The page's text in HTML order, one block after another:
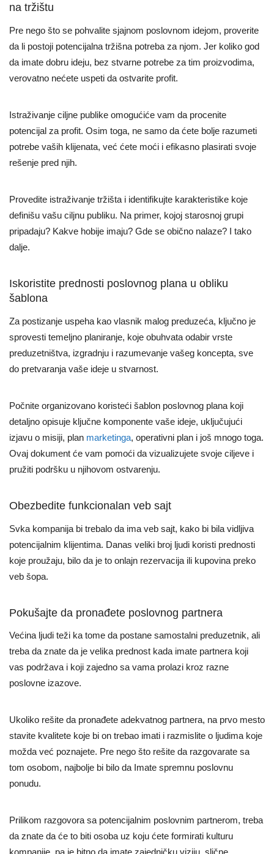
na tržištu
Pre nego što se pohvalite sjajnom poslovnom idejom, proverite
da li postoji potencijalna tržišna potreba za njom. Jer koliko god
da imate dobru ideju, bez stvarne potrebe za tim proizvodima,
verovatno nećete uspeti da ostvarite profit.
Istraživanje ciljne publike omogućiće vam da procenite
potencijal za profit. Osim toga, ne samo da ćete bolje razumeti
potrebe vaših klijenata, već ćete moći i efikasno plasirati svoje
rešenje pred njih.
Provedite istraživanje tržišta i identifikujte karakteristike koje
definišu vašu ciljnu publiku. Na primer, kojoj starosnoj grupi
pripadaju? Kakve hobije imaju? Gde se obično nalaze? I tako
dalje.
Iskoristite prednosti poslovnog plana u obliku
šablona
Za postizanje uspeha kao vlasnik malog preduzeća, ključno je
sprovesti temeljno planiranje, koje obuhvata odabir vrste
preduzetništva, izgradnju i razumevanje vašeg koncepta, sve
do pretvaranja vaše ideje u stvarnost.
Počnite organizovano koristeći šablon poslovnog plana koji
detaljno opisuje ključne komponente vaše ideje, uključujući
izjavu o misiji, plan marketinga, operativni plan i još mnogo toga.
Ovaj dokument će vam pomoći da vizualizujete svoje ciljeve i
pružiti podršku u njihovom ostvarenju.
Obezbedite funkcionalan veb sajt
Svka kompanija bi trebalo da ima veb sajt, kako bi bila vidljiva
potencijalnim klijentima. Danas veliki broj ljudi koristi prednosti
koje proužaju, bilo da je to onlajn rezervacija ili kupovina preko
veb šopa.
Pokušajte da pronađete poslovnog partnera
Većina ljudi teži ka tome da postane samostalni preduzetnik, ali
treba da znate da je velika prednost kada imate partnera koji
vas podržava i koji zajedno sa vama prolazi kroz razne
poslovne izazove.
Ukoliko rešite da pronađete adekvatnog partnera, na prvo mesto
stavite kvalitete koje bi on trebao imati i razmislite o ljudima koje
možda već poznajete. Pre nego što rešite da razgovarate sa
tom osobom, najbolje bi bilo da Imate spremnu poslovnu
ponudu.
Prilikom razgovora sa potencijalnim poslovnim partnerom, treba
da znate da će to biti osoba uz koju ćete formirati kulturu